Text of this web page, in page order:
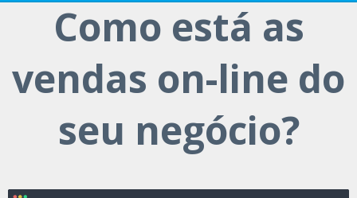
Como está as
vendas on-line do
seu negócio?